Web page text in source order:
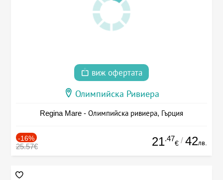
виж офертата
Олимпийска Ривиера
Regina Mare - Олимпийска ривиера, Гърция
-16%
25.57€ 21.47
€ / 42лв.